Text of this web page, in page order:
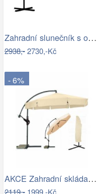
Zahradní slunečník s osvětlením PL-882,…
2938,-2730,-Kč
- 6%
AKCE Zahradní skládací slunečník LEVI…
2119,-1999,-Kč